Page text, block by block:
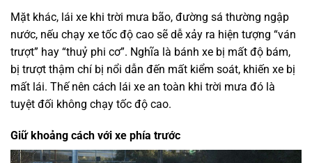
Mặt khác, lái xe khi trời mưa bão, đường sá thường ngập
nước, nếu chạy xe tốc độ cao sẽ dễ xảy ra hiện tượng “ván
trượt” hay “thuỷ phi cơ”. Nghĩa là bánh xe bị mất độ bám,
bị trượt thậm chí bị nổi dẫn đến mất kiểm soát, khiến xe bị
mất lái. Thế nên cách lái xe an toàn khi trời mưa đó là
tuyệt đối không chạy tốc độ cao.
Giữ khoảng cách với xe phía trước